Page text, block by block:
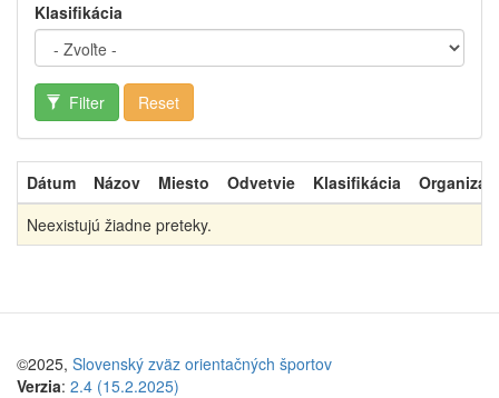
Klasifikácia
Filter Reset
Dátum Názov Miesto Odvetvie Klasifikácia
Neexistujú žiadne preteky.
©2025, Slovenský zväz orientačných športov
Verzia: 2.4 (15.2.2025)